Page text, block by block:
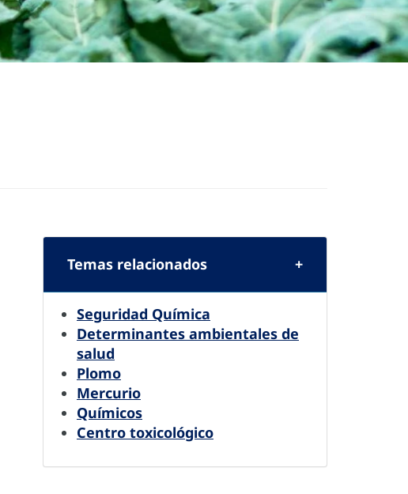
Temas relacionados
Seguridad Química
Determinantes ambientales de
salud
Plomo
Mercurio
Químicos
Centro toxicológico